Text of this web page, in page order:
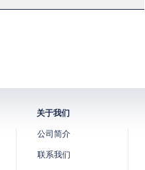
关于我们
公司简介
联系我们